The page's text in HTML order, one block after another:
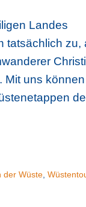
Landes
tatsächlich zu,
Mit uns
der Wüste,